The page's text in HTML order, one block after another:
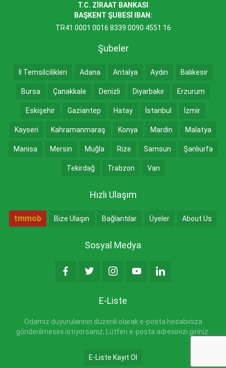
T.C. ZİRAAT BANKASI
BAŞKENT ŞUBESİ IBAN:
TR41 0001 0016 8339 0090 4551 16
Şubeler
İl Temsilcilikleri Adana Antalya Aydın Balıkesir
Bursa Çanakkale Denizli Diyarbakır Erzurum
Eskişehir Gaziantep Hatay İstanbul İzmir
Kayseri Kahramanmaraş Konya Mardin Malatya
Manisa Mersin Muğla Rize Samsun Şanlıurfa
Tekirdağ Trabzon Van
Hızlı Ulaşım
tmmob Bize Ulaşın Bağlantılar Üyeler About Us
Sosyal Medya
E-Liste
Odamız duyurularının düzenli olarak e-posta hesabınıza
gönderilmesini istiyorsanız; Lütfen e-posta adresinizi giriniz.
E-Liste Kayıt Ol